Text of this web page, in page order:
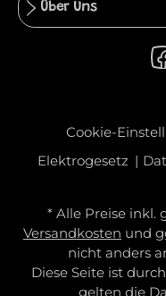
Über Uns
Cookie-
Elektrogesetz
* Alle Preise inkl.
Versandkosten und
nicht anders
Diese Seite ist
gelten die